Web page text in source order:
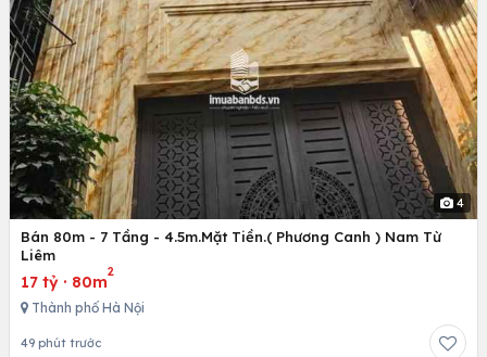
4
Bán 80m - 7 Tầng - 4.5m.Mặt Tiền.( Phương Canh ) Nam Từ
Liêm
17 tỷ · 80m
2
Thành phố Hà Nội
49 phút trước